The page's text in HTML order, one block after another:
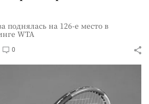
поднялась на 126-е место в
WTA
0